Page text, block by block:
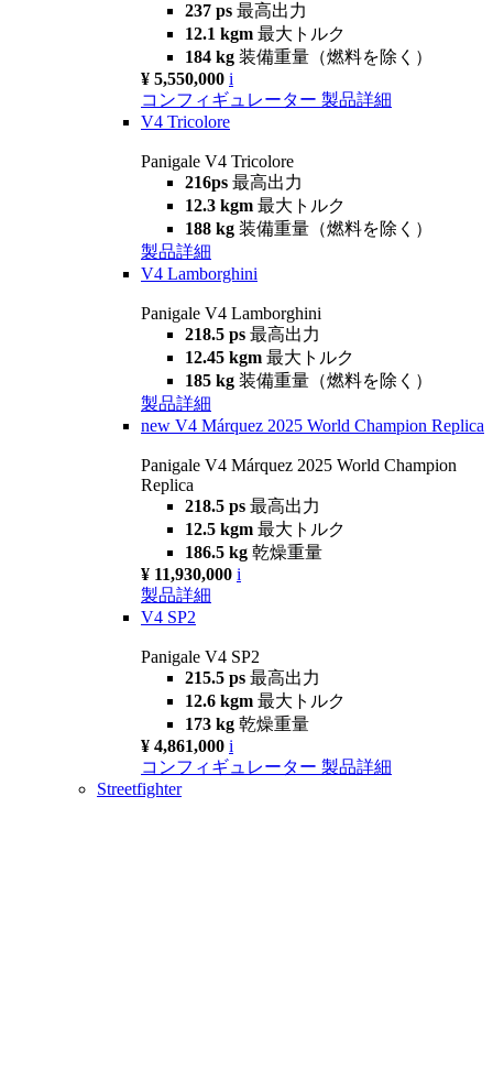
237 ps 最高出力
12.1 kgm 最大トルク
184 kg 装備重量（燃料を除く）
¥ 5,550,000 i
コンフィギュレーター 製品詳細
V4 Tricolore
Panigale V4 Tricolore
216ps 最高出力
12.3 kgm 最大トルク
188 kg 装備重量（燃料を除く）
製品詳細
V4 Lamborghini
Panigale V4 Lamborghini
218.5 ps 最高出力
12.45 kgm 最大トルク
185 kg 装備重量（燃料を除く）
製品詳細
new V4 Márquez 2025 World Champion Replica
Panigale V4 Márquez 2025 World Champion
Replica
218.5 ps 最高出力
12.5 kgm 最大トルク
186.5 kg 乾燥重量
¥ 11,930,000 i
製品詳細
V4 SP2
Panigale V4 SP2
215.5 ps 最高出力
12.6 kgm 最大トルク
173 kg 乾燥重量
¥ 4,861,000 i
コンフィギュレーター 製品詳細
Streetfighter